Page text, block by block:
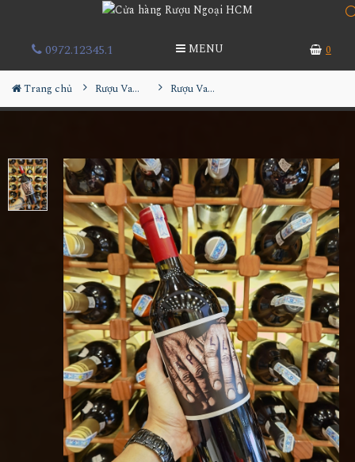
0972.12345.1 MENU 0
Trang chủ Rượu Vang Rượu Vang ORIN SWIFT Papillon Bordeaux Blend